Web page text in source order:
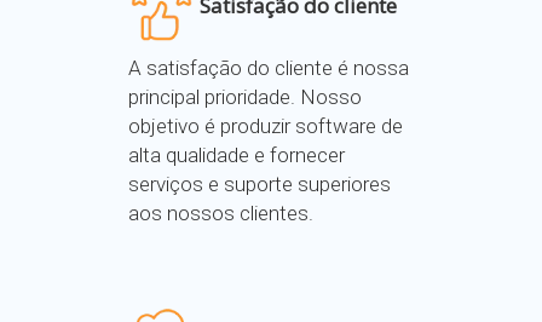
A satisfação do cliente é nossa
principal prioridade. Nosso
objetivo é produzir software de
alta qualidade e fornecer
serviços e suporte superiores
aos nossos clientes.